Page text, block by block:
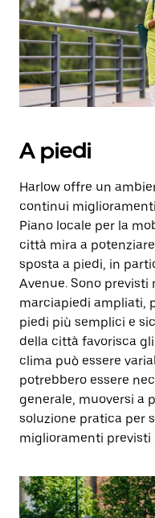
A piedi
Harlow offre un
continui
Piano locale per la
città mira a
sposta a piedi, in
Avenue. Sono
marciapiedi ampliati,
piedi più semplici e
della città favorisca
clima può essere
potrebbero essere
generale, muoversi a
soluzione pratica per
miglioramenti previsti